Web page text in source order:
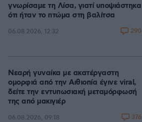
γνωρίσαμε τη Λίσα, γιατί υποψιάστηκα
ότι ήταν το πτώμα στη βαλίτσα
06.08.2026, 12:32 290
Νεαρή γυναίκα με ακατέργαστη
ομορφιά από την Αιθιοπία έγινε viral,
δείτε την εντυπωσιακή μεταμόρφωσή
της από μακιγιέρ
06.08.2026, 09:18 376